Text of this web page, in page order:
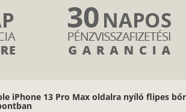
iPhone 13 Pro Max oldalra nyíló flipes